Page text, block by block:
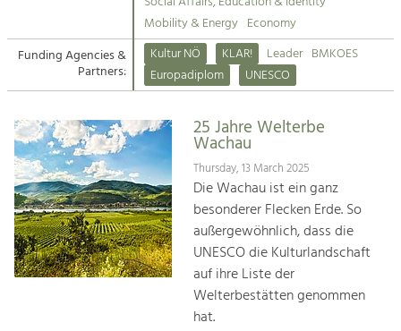
Suche
Impressum
Kontakt
Tourism
Offer Development and Positioning
Art & Culture
Crafts, Science and Research.
Social Affairs, Education
& Identity
Equality, Youth and Integration.
Climate Change, Public Transport and
Mobility & Energy Economy
Funding Agencies &
Partners:
Kultur NÖ KLAR! Leader BMKOES
Europadiplom
UNESCO
25 Jahre Welterbe
Wachau
Thursday, 13 March 2025
Die Wachau ist ein ganz
besonderer Flecken Erde. So
außergewöhnlich, dass die
UNESCO die Kulturlandschaft
auf ihre Liste der
Welterbestätten genommen
hat.